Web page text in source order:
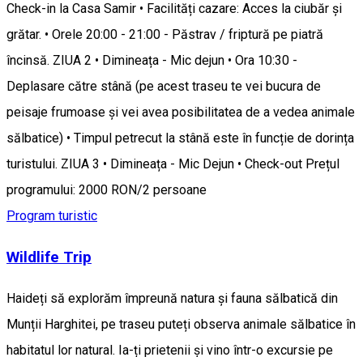
Check-in la Casa Samir • Facilități cazare: Acces la ciubăr și
grătar. • Orele 20:00 - 21:00 - Păstrav / friptură pe piatră
încinsă. ZIUA 2 • Dimineața - Mic dejun • Ora 10:30 -
Deplasare către stână (pe acest traseu te vei bucura de
peisaje frumoase și vei avea posibilitatea de a vedea animale
sălbatice) • Timpul petrecut la stână este în funcție de dorința
turistului. ZIUA 3 • Dimineața - Mic Dejun • Check-out Prețul
programului: 2000 RON/2 persoane
Program turistic
Wildlife Trip
Haideți să explorăm împreună natura și fauna sălbatică din
Munții Harghitei, pe traseu puteți observa animale sălbatice în
habitatul lor natural. Ia-ți prietenii și vino într-o excursie pe